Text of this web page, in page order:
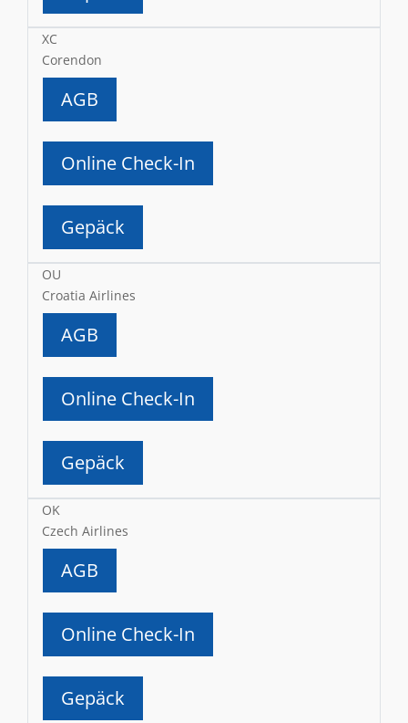
XC
Corendon
AGB
Online Check-In
Gepäck
OU
Croatia Airlines
AGB
Online Check-In
Gepäck
OK
Czech Airlines
AGB
Online Check-In
Gepäck